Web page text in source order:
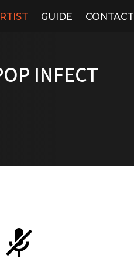
GUIDE CONTACT
INFECT